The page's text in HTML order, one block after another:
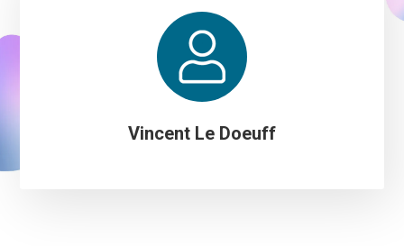
Vincent Le Doeuff